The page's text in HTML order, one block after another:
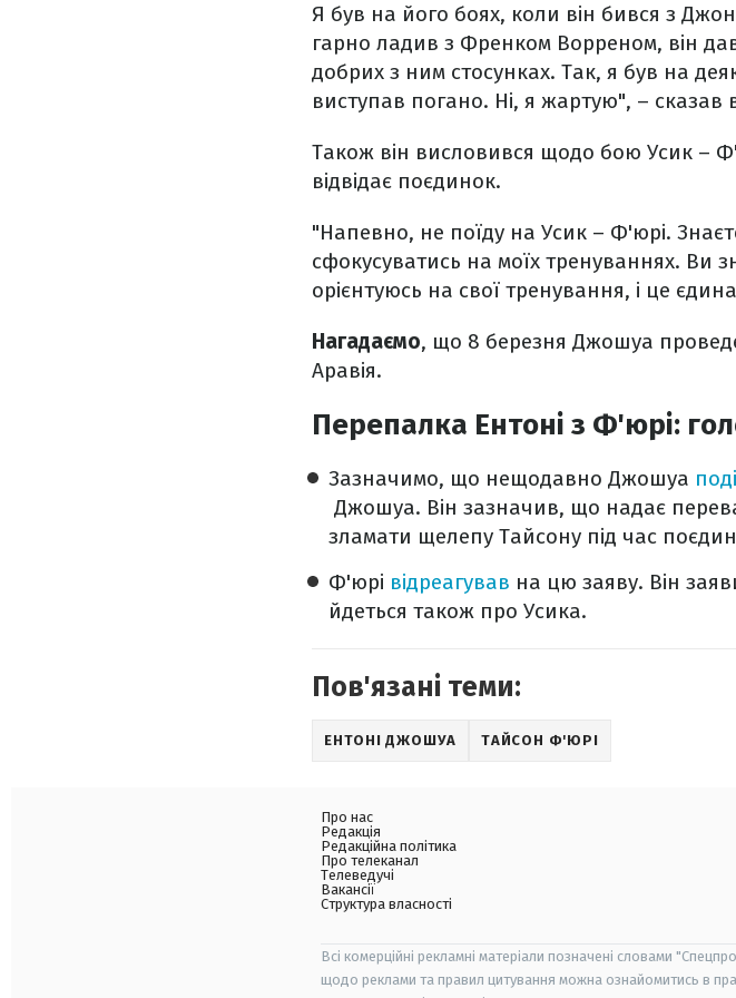
Я був на його боях, коли він бився з
гарно ладив з Френком Ворреном, він
добрих з ним стосунках. Так, я був на
виступав погано. Ні, я жартую", – сказав
Також він висловився щодо бою Усик –
відвідає поєдинок.
"Напевно, не поїду на Усик – Ф'юрі.
сфокусуватись на моїх тренуваннях. Ви
орієнтуюсь на свої тренування, і це
Нагадаємо, що 8 березня Джошуа проведе
Аравія.
Перепалка Ентоні з Ф'юрі:
Зазначимо, що нещодавно Джошуа
Джошуа. Він зазначив, що надає
зламати щелепу Тайсону під час
Ф'юрі відреагував на цю заяву. Він
йдеться також про Усика.
Пов'язані теми:
ЕНТОНІ ДЖОШУА ТАЙСОН Ф'ЮРІ
Про нас
Редакція
Редакційна політика
Про телеканал
Телеведучі
Вакансії
Структура власності
Всі комерційні рекламні матеріали позначені словами
щодо реклами та правил цитування можна ознайомитись в